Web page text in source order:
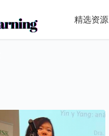
精选资源